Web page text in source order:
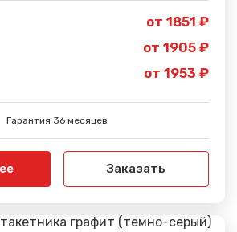
от 1851 ₽
от 1905 ₽
от 1953 ₽
Гарантия 36 месяцев
Заказать